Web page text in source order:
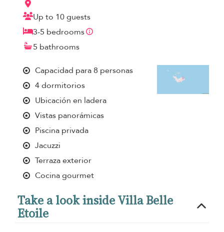
Up to 10 guests
3-5 bedrooms
5 bathrooms
Capacidad para 8 personas
4 dormitorios
Ubicación en ladera
Vistas panorámicas
Piscina privada
Jacuzzi
Terraza exterior
Cocina gourmet
Take a look inside Villa Belle
Etoile